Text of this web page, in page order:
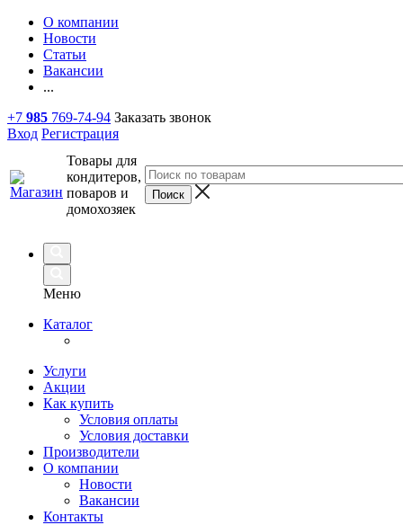
О компании
Новости
Статьи
Вакансии
...
+7 985 769-74-94 Заказать звонок
Вход Регистрация
Товары для
кондитеров,
поваров и
домохозяек
Меню
Каталог
Услуги
Акции
Как купить
Условия оплаты
Условия доставки
Производители
О компании
Новости
Вакансии
Контакты